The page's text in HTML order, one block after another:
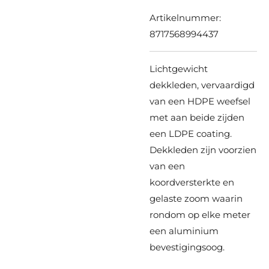
Artikelnummer:
8717568994437
Lichtgewicht
dekkleden, vervaardigd
van een HDPE weefsel
met aan beide zijden
een LDPE coating.
Dekkleden zijn voorzien
van een
koordversterkte en
gelaste zoom waarin
rondom op elke meter
een aluminium
bevestigingsoog.